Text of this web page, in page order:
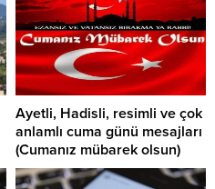
Ayetli, Hadisli, resimli ve çok
anlamlı cuma günü mesajları
(Cumanız mübarek olsun)